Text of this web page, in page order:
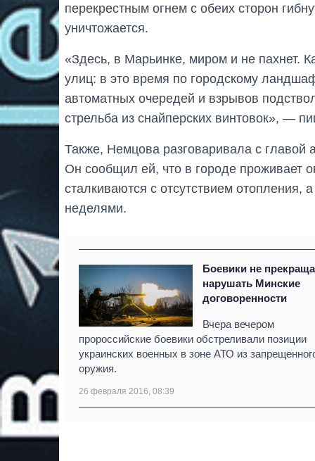
перекрестным огнем с обеих сторон
уничтожается.
«Здесь, в Марьинке, миром и не пахнет.
улиц: в это время по городскому
автоматных очередей и взрывов
стрельба из снайперских винтовок», —
Также, Немцова разговаривала с главой
Он сообщил ей, что в городе проживает
сталкиваются с отсутствием отопления,
неделями.
Боевики не
нарушать Минские
договоренности
Вчера вечером
пророссийские боевики обстреливали позиции
украинских военных в зоне АТО из
оружия.
26 февраля 2016, 08:39